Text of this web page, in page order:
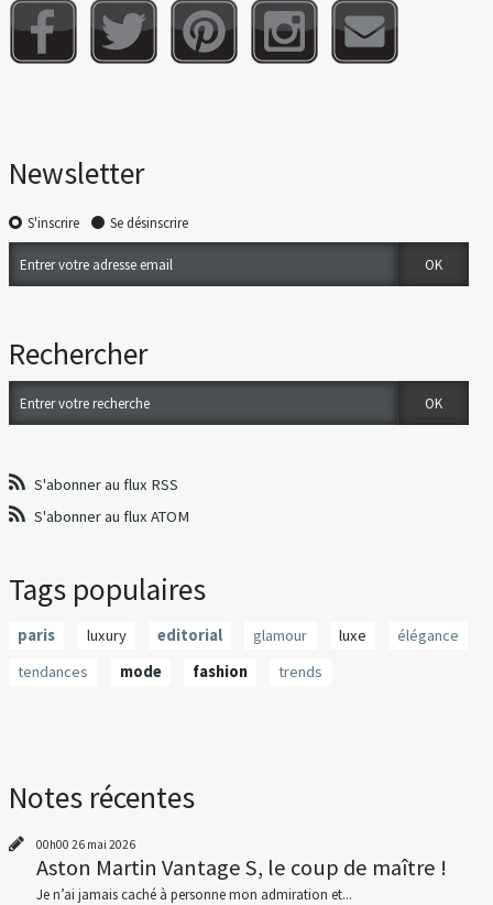
Newsletter
S'inscrire Se désinscrire
Rechercher
S'abonner au flux RSS
S'abonner au flux ATOM
Tags populaires
paris luxury editorial glamour luxe
élégance
tendances
mode fashion trends
Notes récentes
00h00 26 mai 2026
Aston Martin Vantage S, le coup de maître !
Je n’ai jamais caché à personne mon admiration et...